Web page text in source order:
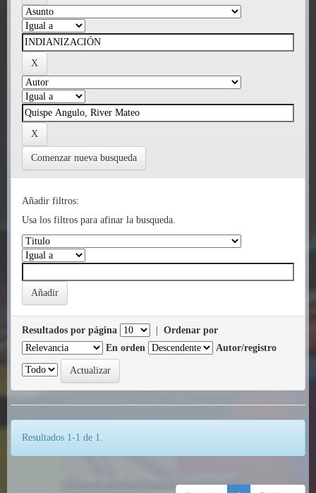
Comenzar nueva busqueda
Añadir filtros:
Usa los filtros para afinar la busqueda.
Resultados por página
Ordenar por
En orden
Autor/registro
Resultados 1-1 de 1.